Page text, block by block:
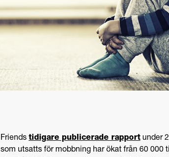
Friends tidigare publicerade rapport under
som utsatts för mobbning har ökat från 60 000